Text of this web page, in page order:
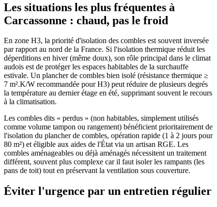
Les situations les plus fréquentes à
Carcassonne : chaud, pas le froid
En zone H3, la priorité d'isolation des combles est souvent inversée
par rapport au nord de la France. Si l'isolation thermique réduit les
déperditions en hiver (même doux), son rôle principal dans le climat
audois est de protéger les espaces habitables de la surchauffe
estivale. Un plancher de combles bien isolé (résistance thermique ≥
7 m².K/W recommandée pour H3) peut réduire de plusieurs degrés
la température au dernier étage en été, supprimant souvent le recours
à la climatisation.
Les combles dits « perdus » (non habitables, simplement utilisés
comme volume tampon ou rangement) bénéficient prioritairement de
l'isolation du plancher de combles, opération rapide (1 à 2 jours pour
80 m²) et éligible aux aides de l'État via un artisan RGE. Les
combles aménageables ou déjà aménagés nécessitent un traitement
différent, souvent plus complexe car il faut isoler les rampants (les
pans de toit) tout en préservant la ventilation sous couverture.
Éviter l'urgence par un entretien régulier